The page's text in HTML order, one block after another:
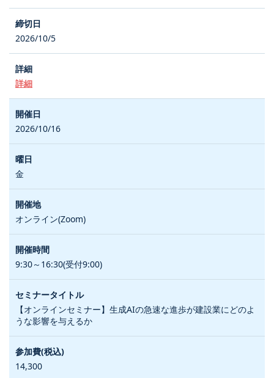
2026/10/5
詳細
2026/10/16
金
オンライン(Zoom)
9:30～16:30(受付9:00)
【オンラインセミナー】生成AIの急速な進歩が建設業にどのよ
うな影響を与えるか
14,300